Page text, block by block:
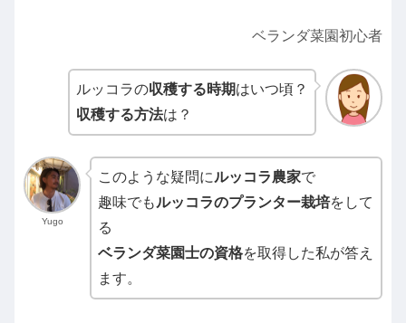
ベランダ菜園初心者
ルッコラの収穫する時期はいつ頃？
収穫する方法は？
Yugo
このような疑問にルッコラ農家で
趣味でもルッコラのプランター栽培をして
る
ベランダ菜園士の資格を取得した私が答え
ます。